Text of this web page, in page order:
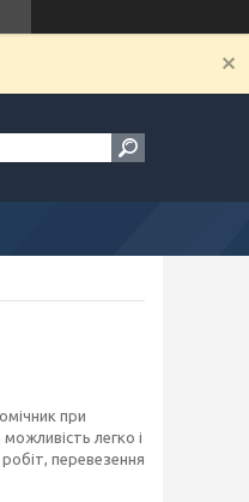
при
легко і
перевезення